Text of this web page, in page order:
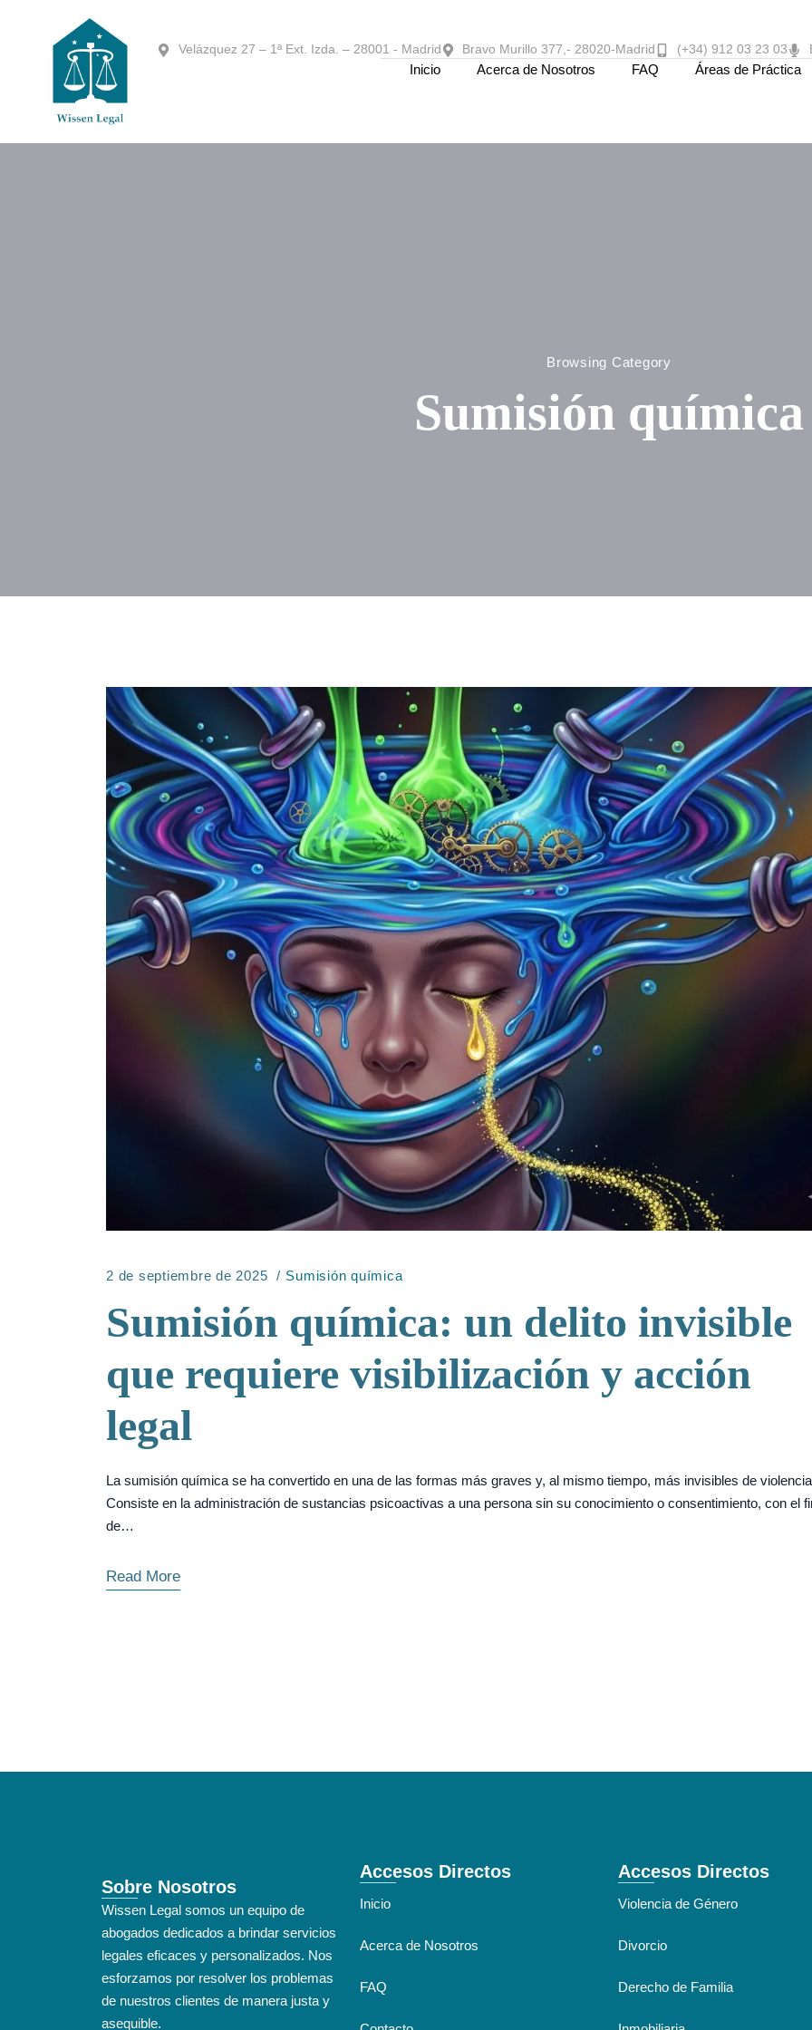
Velázquez 27 – 1ª Ext. Izda. – 28001 - Madrid Bravo Murillo 377,- 28020-Madrid (+34) 912 03 23 03
Inicio Acerca de Nosotros FAQ Áreas de Práctica
Browsing Category
Sumisión química
2 de septiembre de 2025 Sumisión química
Sumisión química: un delito invisible
que requiere visibilización y acción
legal
La sumisión química se ha convertido en una de las formas más graves y, al mismo tiempo, más invisibles de
Consiste en la administración de sustancias psicoactivas a una persona sin su conocimiento o consentimiento, con el
de…
Read More
Sobre Nosotros
Wissen Legal somos un equipo de
abogados dedicados a brindar servicios
legales eficaces y personalizados. Nos
esforzamos por resolver los problemas
de nuestros clientes de manera justa y
asequible.
Accesos Directos
Inicio
Acerca de Nosotros
FAQ
Accesos Directos
Violencia de Género
Divorcio
Derecho de Familia